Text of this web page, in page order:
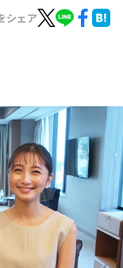
シェア